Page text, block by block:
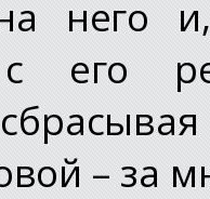
него
с его
– за